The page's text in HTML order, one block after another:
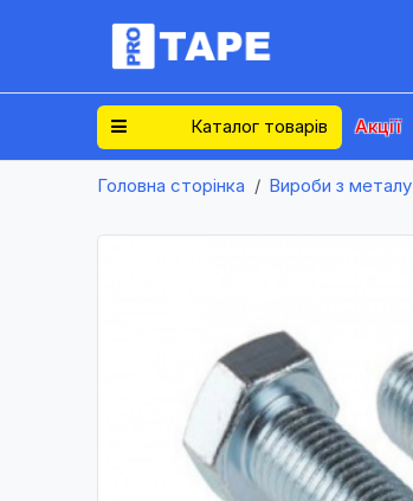
Каталог товарів Акції
Головна сторінка Вироби з металу